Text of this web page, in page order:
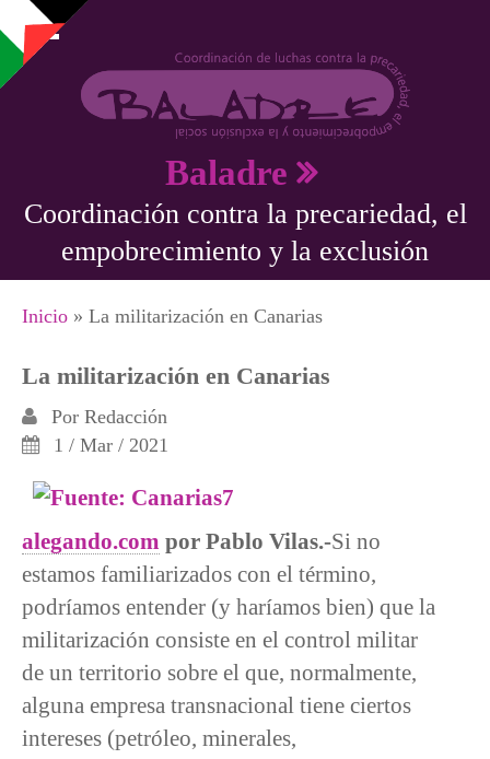
Pasar al contenido principal
Baladre
Coordinación contra la precariedad, el
empobrecimiento y la exclusión
Se encuentra usted aquí
Inicio » La militarización en Canarias
La militarización en Canarias
Por Redacción
1 / Mar / 2021
alegando.com por Pablo Vilas.-Si no
estamos familiarizados con el término,
podríamos entender (y haríamos bien) que la
militarización consiste en el control militar
de un territorio sobre el que, normalmente,
alguna empresa transnacional tiene ciertos
intereses (petróleo, minerales,